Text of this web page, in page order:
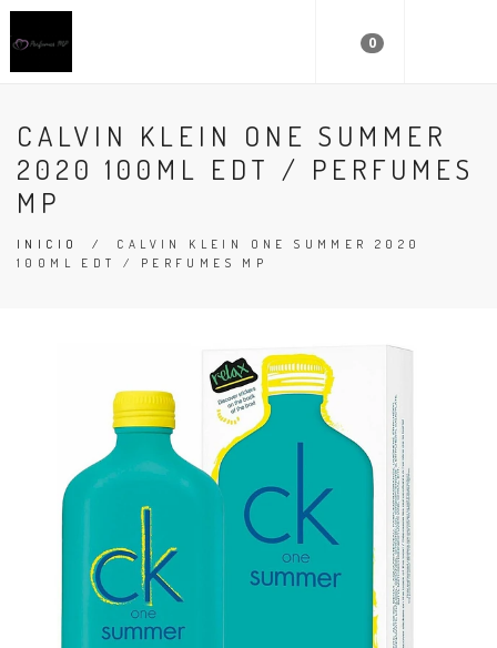
0
CALVIN KLEIN ONE SUMMER
2020 100ML EDT / PERFUMES
MP
INICIO / CALVIN KLEIN ONE SUMMER 2020
100ML EDT / PERFUMES MP